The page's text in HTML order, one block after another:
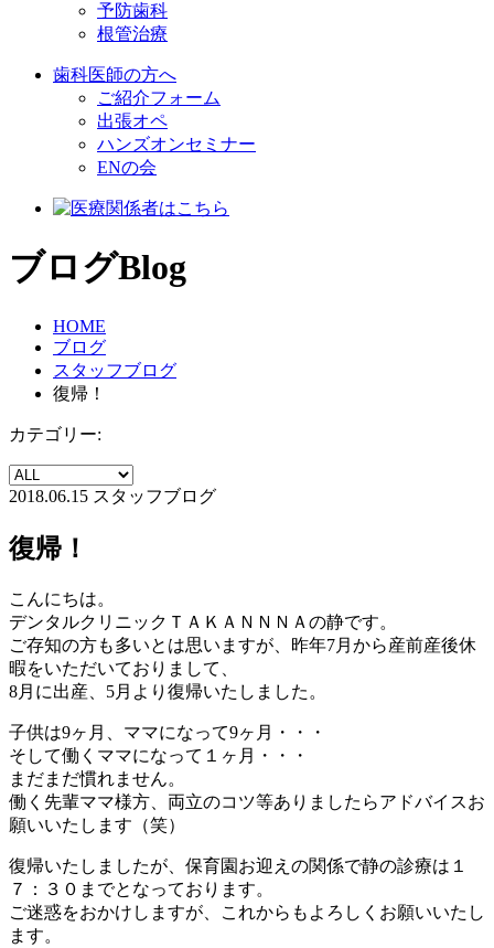
予防⻭科
根管治療
歯科医師の方へ
ご紹介フォーム
出張オペ
ハンズオンセミナー
ENの会
ブログBlog
HOME
ブログ
スタッフブログ
復帰！
カテゴリー:
2018.06.15 スタッフブログ
復帰！
こんにちは。
デンタルクリニックＴＡＫＡＮＮＮＡの静です。
ご存知の方も多いとは思いますが、昨年7月から産前産後休
暇をいただいておりまして、
8月に出産、5月より復帰いたしました。
子供は9ヶ月、ママになって9ヶ月・・・
そして働くママになって１ヶ月・・・
まだまだ慣れません。
働く先輩ママ様方、両立のコツ等ありましたらアドバイスお
願いいたします（笑）
復帰いたしましたが、保育園お迎えの関係で静の診療は１
７：３０までとなっております。
ご迷惑をおかけしますが、これからもよろしくお願いいたし
ます。